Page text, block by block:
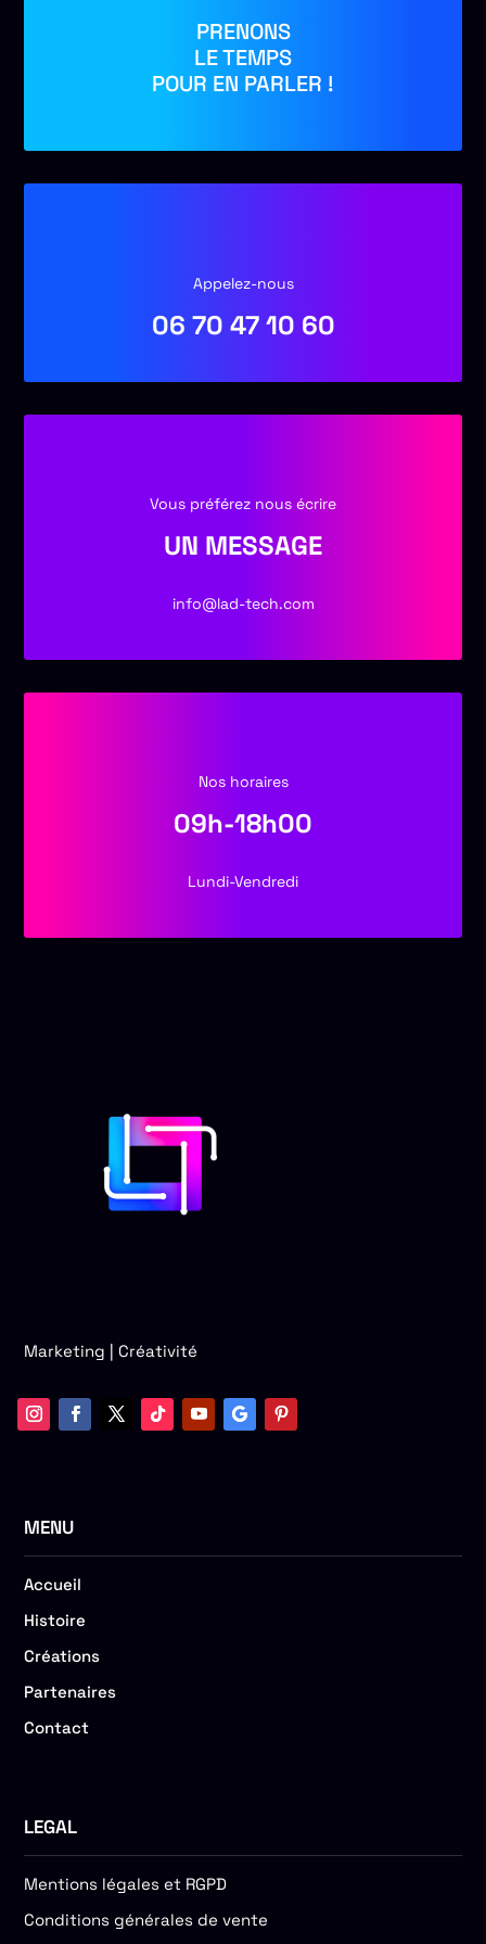
PRENONS
LE TEMPS
POUR EN PARLER !
Appelez-nous
06 70 47 10 60
Vous préférez nous écrire
UN MESSAGE
info@lad-tech.com
Nos horaires
09h-18h00
Lundi-Vendredi
Marketing | Créativité
MENU
Accueil
Histoire
Créations
Partenaires
Contact
LEGAL
Mentions légales et RGPD
Conditions générales de vente